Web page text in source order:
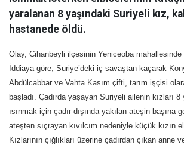
yaralanan 8 yaşındaki Suriyeli kız,
hastanede öldü.
Olay, Cihanbeyli ilçesinin Yeniceoba mahallesinde
İddiaya göre, Suriye’deki iç savaştan kaçarak
Abdülcabbar ve Vahta Kasım çifti, tarım işçisi
başladı. Çadırda yaşayan Suriyeli ailenin kızları 8
ısınmak için çadır dışında yakılan ateşin başına
ateşten sıçrayan kıvılcım nedeniyle küçük kızın
Kızlarının çığlıkları üzerine çadırdan çıkan anne